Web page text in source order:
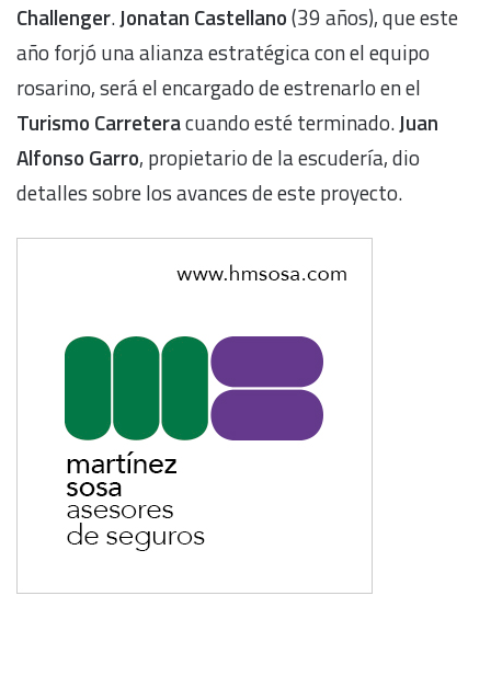
Challenger.Jonatan Castellano(39 años), que este
año forjó una alianza estratégica con el equipo
rosarino, será el encargado de estrenarlo en el
Turismo Carreteracuando esté terminado.Juan
Alfonso Garro, propietario de la escudería, dio
detalles sobre los avances de este proyecto.